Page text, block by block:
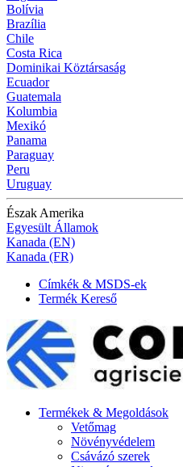
Bolívia
Brazília
Chile
Costa Rica
Dominikai Köztársaság
Ecuador
Guatemala
Kolumbia
Mexikó
Panama
Paraguay
Peru
Uruguay
Észak Amerika
Egyesült Államok
Kanada (EN)
Kanada (FR)
Címkék & MSDS-ek
Termék Kereső
Termékek & Megoldások
Vetőmag
Növényvédelem
Csávázó szerek